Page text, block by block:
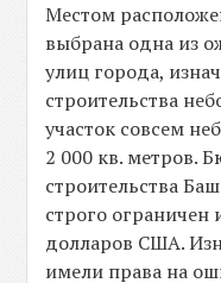
Местом
выбрана одна из
улиц города,
строительства
участок совсем
2 000 кв. метров.
строительства
строго ограничен
долларов США.
имели права на